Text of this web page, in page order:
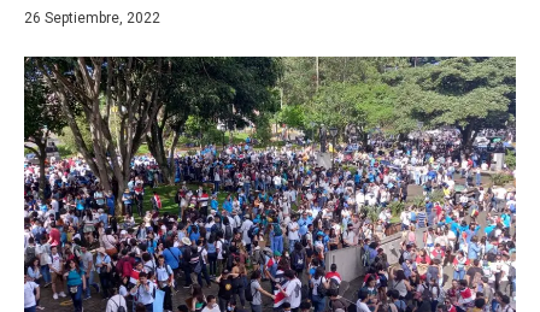
26 Septiembre, 2022